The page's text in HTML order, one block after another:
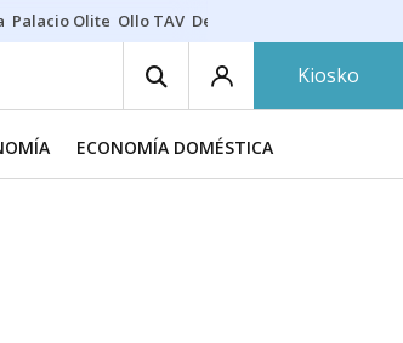
Palacio Olite Ollo TAV Derrama vecinos
Kiosko
ECONOMÍA DOMÉSTICA